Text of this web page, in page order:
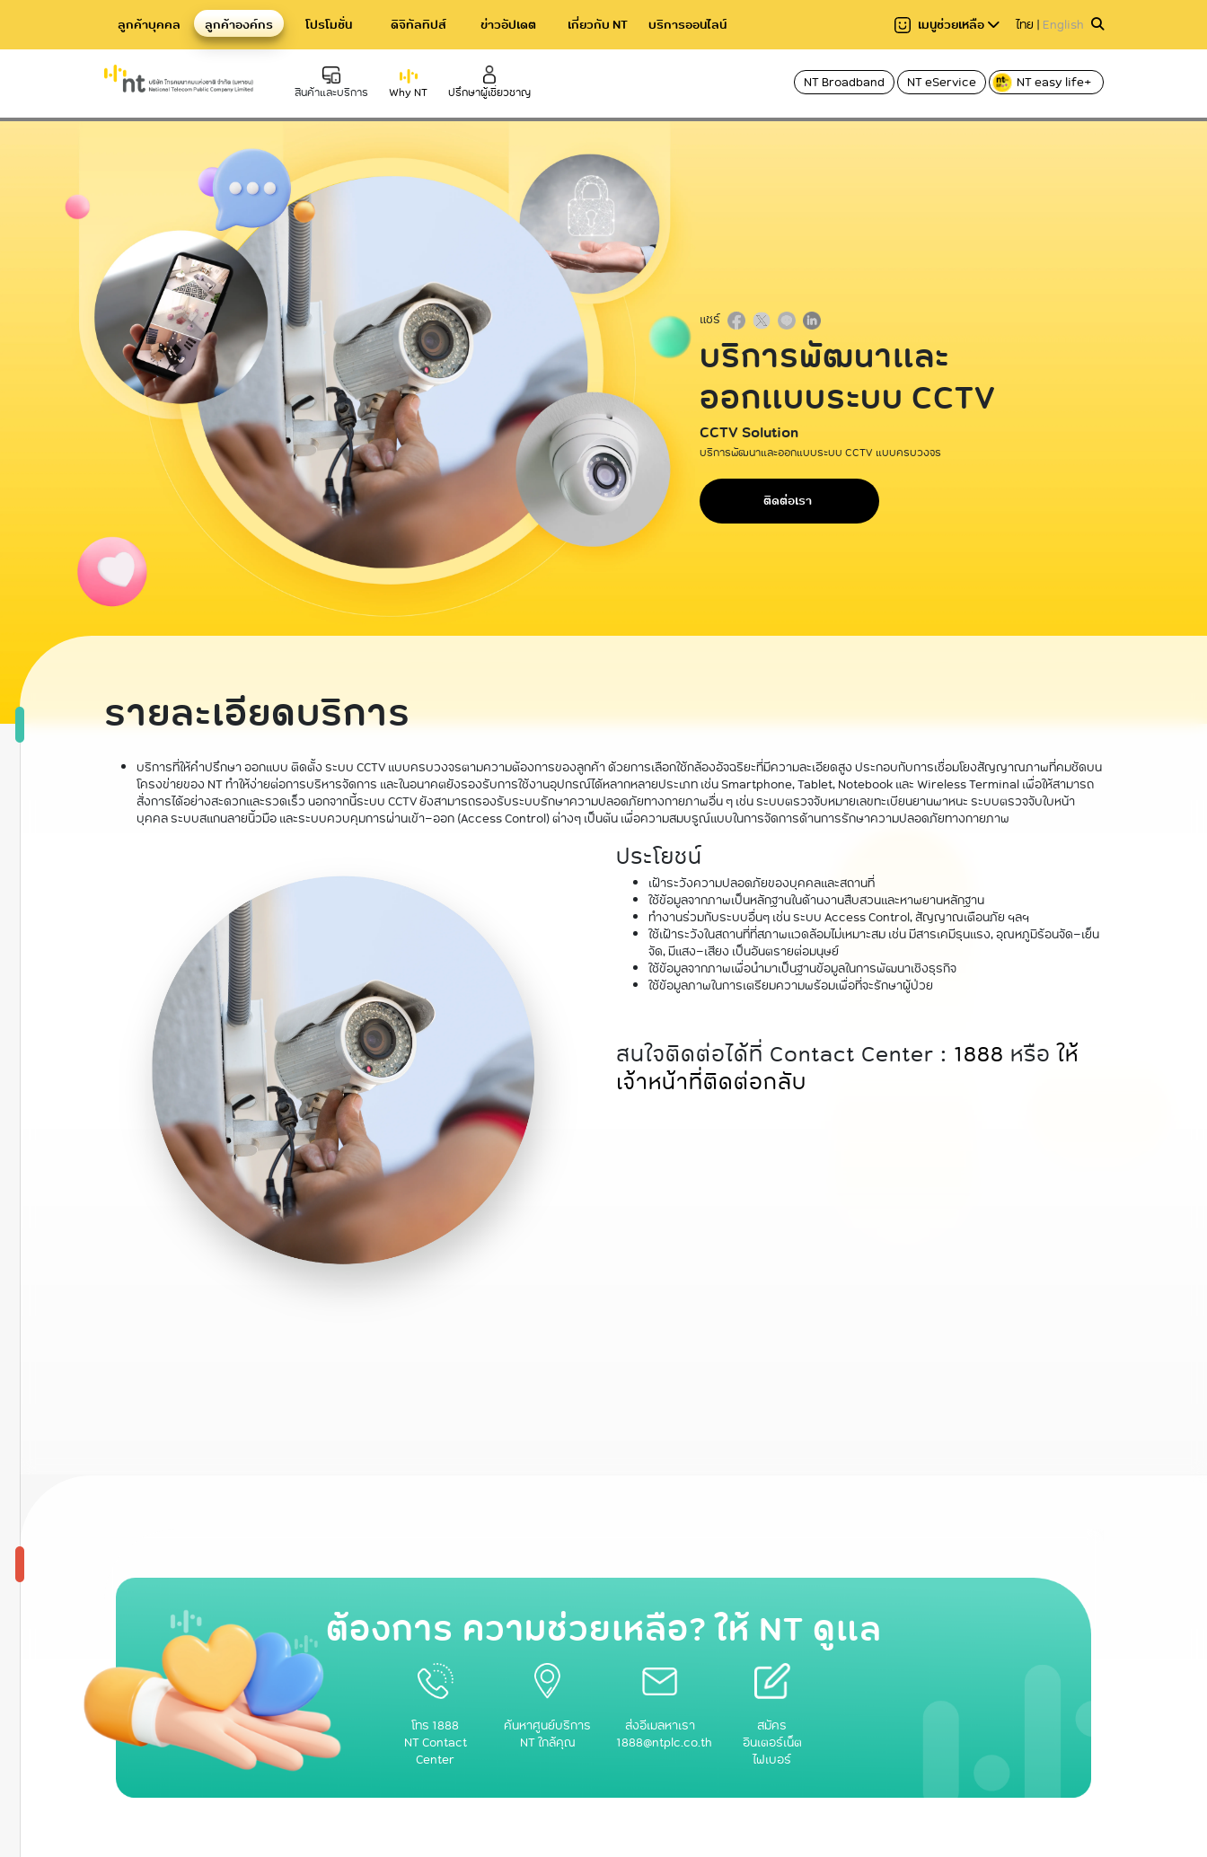
ลูกค้าบุคคล ลูกค้าองค์กร โปรโมชั่น ดิจิทัลทิปส์ ข่าวอัปเดต เกี่ยวกับ NT บริการออนไลน์ เมนูช่วยเหลือ ไทย | English
สินค้าและบริการ Why NT ปรึกษาผู้เชี่ยวชาญ
NT Broadband NT eService NT easy life+
Hard Infrastructure
บริการท่อร้อยสาย Communication
บริการเสาโทรคมนาคม
Telecommunication Tower
บริการ NT IIG
Datacom International Service
NT Broadband บริการอินเทอร์เน็ตไฟเบอร์
ความเร็วสูง
NetPlay บริการกล่องทีวีออนไลน์
แชร์
บริการพัฒนาและ
ออกแบบระบบ CCTV
CCTV Solution
บริการพัฒนาและออกแบบระบบ CCTV แบบครบวงจร
ติดต่อเรา
รายละเอียดบริการ
บริการที่ให้คำปรึกษา ออกแบบ ติดตั้ง ระบบ CCTV แบบครบวงจรตามความต้องการของลูกค้า ด้วยการเลือกใช้กล้องอัจฉริยะที่มีความละเอียดสูง ประกอบกับการเชื่อมโยงสัญญาณภาพที่คมชัดบน
โครงข่ายของ NT ทำให้ง่ายต่อการบริหารจัดการ และในอนาคตยังรองรับการใช้งานอุปกรณ์ได้หลากหลายประเภท เช่น Smartphone, Tablet, Notebook และ Wireless Terminal เพื่อให้สามารถ
สั่งการได้อย่างสะดวกและรวดเร็ว นอกจากนี้ระบบ CCTV ยังสามารถรองรับระบบรักษาความปลอดภัยทางกายภาพอื่น ๆ เช่น ระบบตรวจจับหมายเลขทะเบียนยานพาหนะ ระบบตรวจจับใบหน้า
บุคคล ระบบสแกนลายนิ้วมือ และระบบควบคุมการผ่านเข้า-ออก (Access Control) ต่างๆ เป็นต้น เพื่อความสมบรูณ์แบบในการจัดการด้านการรักษาความปลอดภัยทางกายภาพ
ประโยชน์
เฝ้าระวังความปลอดภัยของบุคคลและสถานที่
ใช้ข้อมูลจากภาพเป็นหลักฐานในด้านงานสืบสวนและหาพยานหลักฐาน
ทำงานร่วมกับระบบอื่นๆ เช่น ระบบ Access Control, สัญญาณเตือนภัย ฯลฯ
ใช้เฝ้าระวังในสถานที่ที่สภาพแวดล้อมไม่เหมาะสม เช่น มีสารเคมีรุนแรง, อุณหภูมิร้อนจัด-เย็น
จัด, มีแสง-เสียง เป็นอันตรายต่อมนุษย์
ใช้ข้อมูลจากภาพเพื่อนำมาเป็นฐานข้อมูลในการพัฒนาเชิงธุรกิจ
ใช้ข้อมูลภาพในการเตรียมความพร้อมเพื่อที่จะรักษาผู้ป่วย
สนใจติดต่อได้ที่ Contact Center : 1888 หรือให้
เจ้าหน้าที่ติดต่อกลับ
ต้องการ ความช่วยเหลือ? ให้ NT ดูแล
โทร 1888
NT Contact
Center
ค้นหาศูนย์บริการ
NT ใกล้คุณ
ส่งอีเมลหาเรา
1888@ntplc.co.th
สมัคร
อินเตอร์เน็ต
ไฟเบอร์
บริการพัฒนาและออกแบบระบบ CCTV ใช้เวลาอ่าน 2 นาที อ่านให้ฟัง แชร์